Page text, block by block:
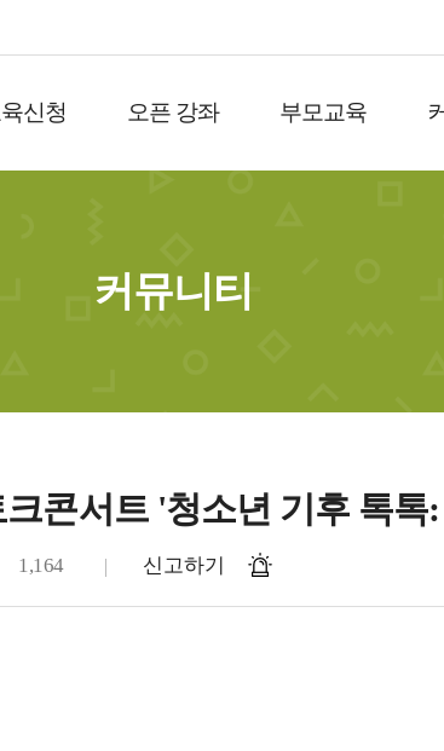
신청 오픈 강좌 부모교육
커뮤니티
콘서트 '청소년 기후 톡
1,164 신고하기